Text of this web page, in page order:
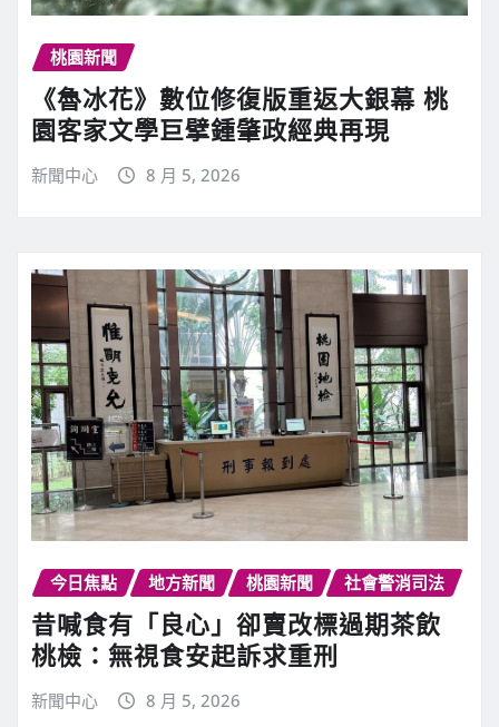
桃園新聞
《魯冰花》數位修復版重返大銀幕 桃
園客家文學巨擘鍾肇政經典再現
新聞中心 8 月 5, 2026
今日焦點 地方新聞 桃園新聞 社會警消司法
昔喊食有「良心」卻賣改標過期茶飲
桃檢：無視食安起訴求重刑
新聞中心 8 月 5, 2026